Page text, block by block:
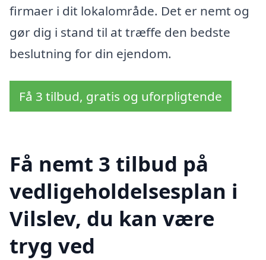
firmaer i dit lokalområde. Det er nemt og
gør dig i stand til at træffe den bedste
beslutning for din ejendom.
Få 3 tilbud, gratis og uforpligtende
Få nemt 3 tilbud på
vedligeholdelsesplan i
Vilslev, du kan være
tryg ved